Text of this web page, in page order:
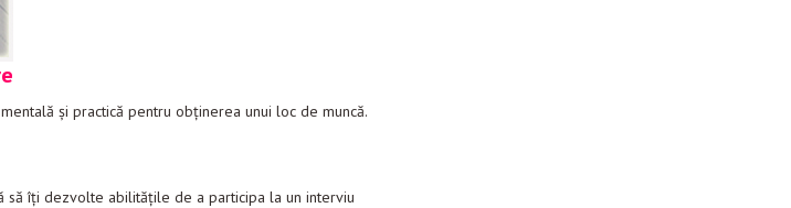
şi practică pentru obţinerea unui loc de muncă.
să îţi dezvolte abilităţile de a participa la un interviu